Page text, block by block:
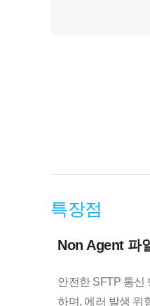
특장점
Non Agent 파
안전한 SFTP 통신
하며, 에러 발생 위